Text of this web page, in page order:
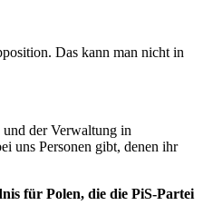
Das kann man nicht in
der Verwaltung in
uns Personen gibt, denen ihr
für Polen, die die PiS-Partei